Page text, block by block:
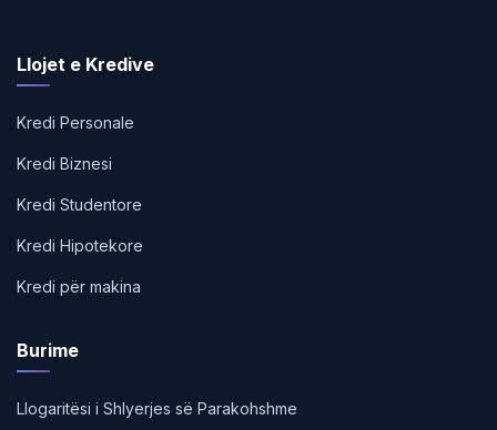
Llojet e Kredive
Kredi Personale
Kredi Biznesi
Kredi Studentore
Kredi Hipotekore
Kredi për makina
Burime
Llogaritësi i Shlyerjes së Parakohshme